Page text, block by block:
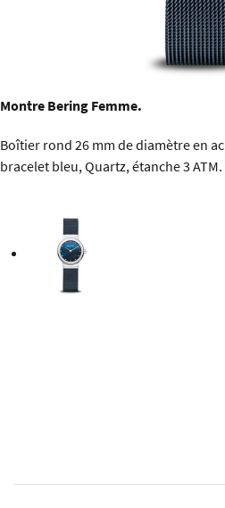
Montre Bering Femme.
Boîtier rond 26 mm de diamètre en
bracelet bleu, Quartz, étanche 3 ATM.